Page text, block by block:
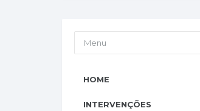
Menu
HOME
INTERVENÇÕES